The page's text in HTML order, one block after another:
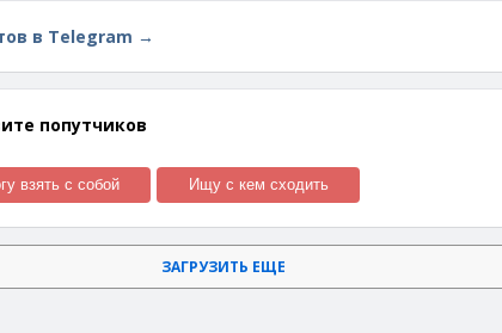
в Telegram →
попутчиков
взять с собой Ищу с кем сходить
ЗАГРУЗИТЬ ЕЩЕ